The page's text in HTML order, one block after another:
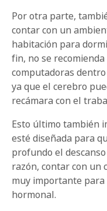
Por otra parte,
contar con un
habitación para
fin, no se
computadoras
ya que el cerebro
recámara con el
Esto último también
esté diseñada para
profundo el
razón, contar con un
muy importante
hormonal.